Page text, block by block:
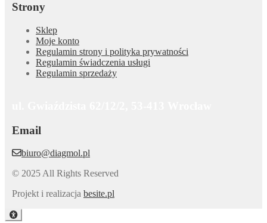
Strony
Sklep
Moje konto
Regulamin strony i polityka prywatności
Regulamin świadczenia usługi
Regulamin sprzedaży
Email
biuro@diagmol.pl
© 2025 All Rights Reserved
Projekt i realizacja besite.pl